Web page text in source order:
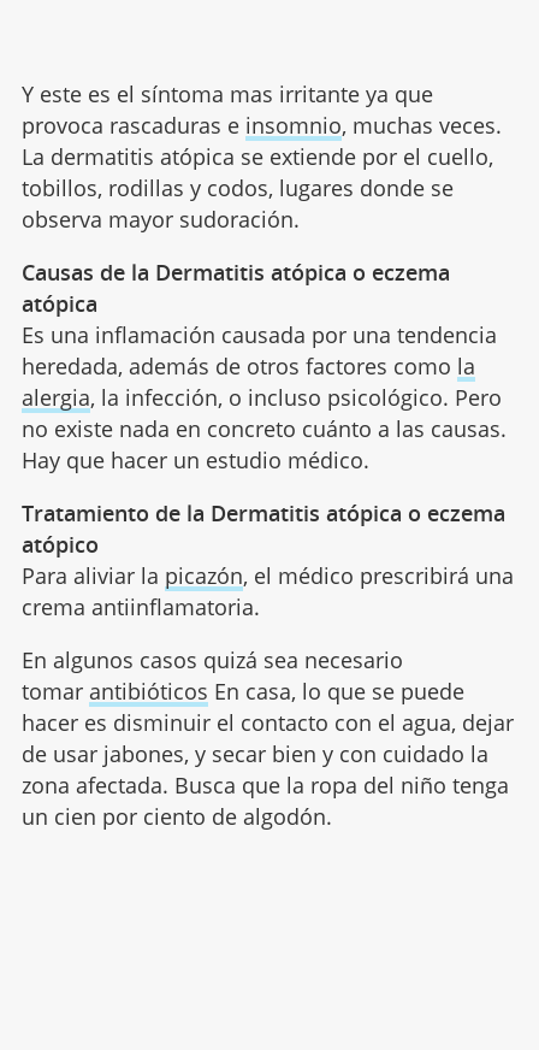
Y este es el síntoma mas irritante ya que
provoca rascaduras e insomnio, muchas veces.
La dermatitis atópica se extiende por el cuello,
tobillos, rodillas y codos, lugares donde se
observa mayor sudoración.
Causas de la Dermatitis atópica o eczema
atópica
Es una inflamación causada por una tendencia
heredada, además de otros factores como la
alergia, la infección, o incluso psicológico. Pero
no existe nada en concreto cuánto a las causas.
Hay que hacer un estudio médico.
Tratamiento de la Dermatitis atópica o eczema
atópico
Para aliviar la picazón, el médico prescribirá una
crema antiinflamatoria.
En algunos casos quizá sea necesario
tomar antibióticos En casa, lo que se puede
hacer es disminuir el contacto con el agua, dejar
de usar jabones, y secar bien y con cuidado la
zona afectada. Busca que la ropa del niño tenga
un cien por ciento de algodón.